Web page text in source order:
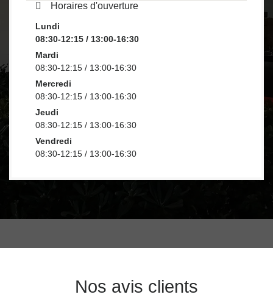
Horaires d'ouverture
Lundi
08:30-12:15 / 13:00-16:30
Mardi
08:30-12:15 / 13:00-16:30
Mercredi
08:30-12:15 / 13:00-16:30
Jeudi
08:30-12:15 / 13:00-16:30
Vendredi
08:30-12:15 / 13:00-16:30
Nos avis clients